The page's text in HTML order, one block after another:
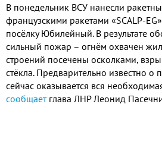
В понедельник ВСУ нанесли
французскими ракетами «SCALP-
посёлку Юбилейный. В результате
сильный пожар – огнём охвачен
строений посечены осколками,
стёкла. Предварительно известно о
сейчас оказывается вся
сообщаетглава ЛНР Леонид